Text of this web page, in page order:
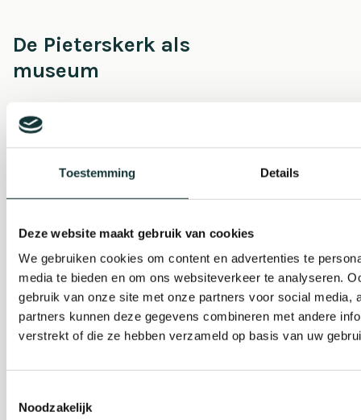
Toestemming Details
Deze website maakt gebruik van cookies
We gebruiken cookies om content en advertenties te
media te bieden en om ons websiteverkeer te analyseren.
gebruik van onze site met onze partners voor social media,
partners kunnen deze gegevens combineren met andere
verstrekt of die ze hebben verzameld op basis van uw
Noodzakelijk
De Pieterskerk als
museum
Onderhoud &
Restauratie
Escaperoom
Pilgrim Museum